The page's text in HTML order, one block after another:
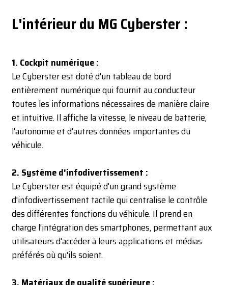
L'intérieur du MG Cyberster :
1. Cockpit numérique :
Le Cyberster est doté d'un tableau de bord
entièrement numérique qui fournit au conducteur
toutes les informations nécessaires de manière claire
et intuitive. Il affiche la vitesse, le niveau de batterie,
l'autonomie et d'autres données importantes du
véhicule.
2. Système d'infodivertissement :
Le Cyberster est équipé d'un grand système
d'infodivertissement tactile qui centralise le contrôle
des différentes fonctions du véhicule. Il prend en
charge l'intégration des smartphones, permettant aux
utilisateurs d'accéder à leurs applications et médias
préférés où qu'ils soient.